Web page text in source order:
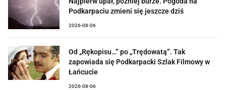
Podkarpaciu zmieni się jeszcze dziś
2026-08-06
Od „Rękopisu…” po „Trędowatą”. Tak
zapowiada się Podkarpacki Szlak Filmowy w
Łańcucie
2026-08-06